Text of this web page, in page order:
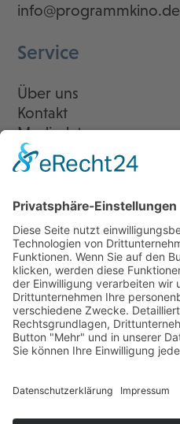
info@programmkino.de
Service
Über uns
Kontakt
Mediadaten
Newsletter
LogIn
Legal
Impressum
Datenschutzerklärung
Cookie-Einstellungen